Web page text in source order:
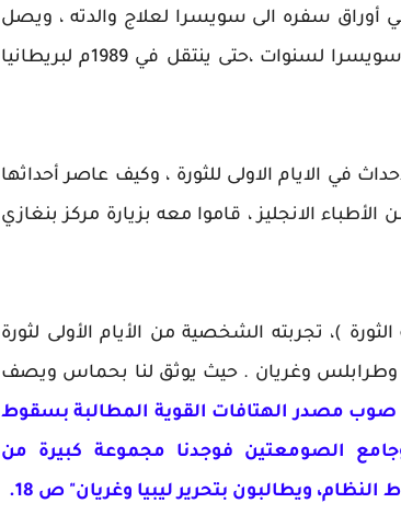
أوراق سفره الى سويسرا لعلاج والدته ، ويصل
سويسرا ليودع والدته عند رجوعها مع أخيه ليستقر هو في سويسرا لسنوات ،حتى ينتقل في 1989م لبريطانيا
في الايام الاولى للثورة ، وكيف عاصر أحداثها
الانجليز ، قاموا معه بزيارة مركز بنغازي
)، تجربته الشخصية من الأيام الأولى لثورة
بين مدن بنغازي وطرابلس وغريان . حيث يوثق لنا بحماس ويصف
صوب مصدر الهتافات القوية المطالبة بسقوط
الصومعتين فوجدنا مجموعة كبيرة من
ويطالبون بتحرير ليبيا وغريان" ص 18.